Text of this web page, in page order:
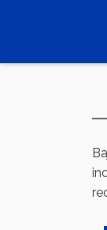
principal